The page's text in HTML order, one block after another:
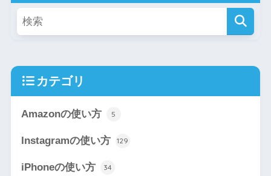
カテゴリ
Amazonの使い方 5
Instagramの使い方 129
iPhoneの使い方 34